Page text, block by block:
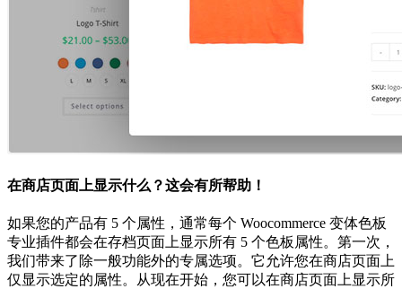
在商店页面上显示什么？这会有所帮助！
如果您的产品有 5 个属性，通常每个 Woocommerce 变体色板
专业插件都会在存档页面上显示所有 5 个色板属性。第一次，
我们带来了除一般功能外的专属选项。它允许您在商店页面上
仅显示选定的属性。从现在开始，您可以在商店页面上显示所